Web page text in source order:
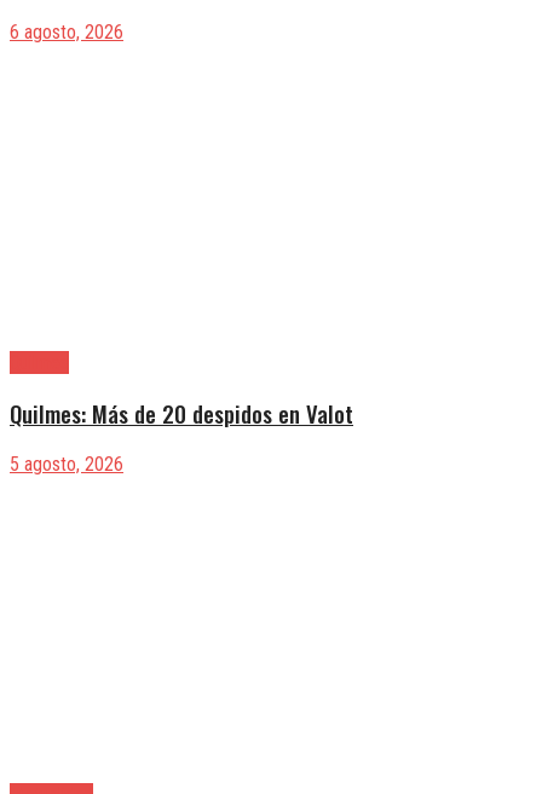
6 agosto, 2026
Quilmes: Más de 20 despidos en Valot
5 agosto, 2026